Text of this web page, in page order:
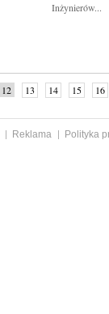
Inżynierów...
12 13 14 15 16
Reklama
Polityka